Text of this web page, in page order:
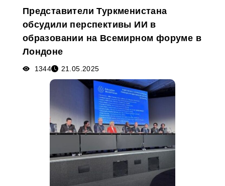
Медиа
Афиша
Представители Туркменистана
обсудили перспективы ИИ в
образовании на Всемирном форуме в
Лондоне
1344 21.05.2025